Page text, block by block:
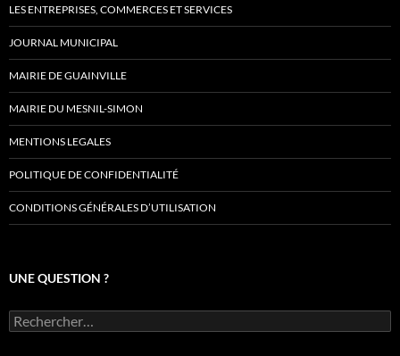
LES ENTREPRISES, COMMERCES ET SERVICES
JOURNAL MUNICIPAL
MAIRIE DE GUAINVILLE
MAIRIE DU MESNIL-SIMON
MENTIONS LEGALES
POLITIQUE DE CONFIDENTIALITÉ
CONDITIONS GÉNÉRALES D’UTILISATION
UNE QUESTION ?
Rechercher :